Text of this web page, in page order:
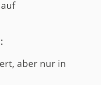
aber nur in